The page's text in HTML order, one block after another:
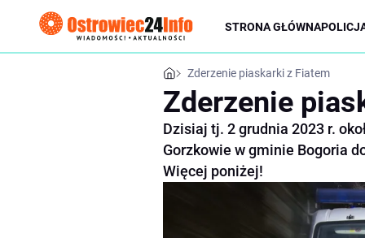
STRONA GŁÓWNA
Zderzenie piaskarki z Fiatem
Zderzenie
Dzisiaj tj. 2 grudnia 2023 r.
Gorzkowie w gminie Bogoria
Więcej poniżej!